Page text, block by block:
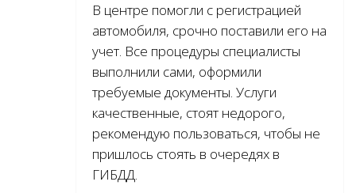
В центре помогли с регистрацией
автомобиля, срочно поставили его на
учет. Все процедуры специалисты
выполнили сами, оформили
требуемые документы. Услуги
качественные, стоят недорого,
рекомендую пользоваться, чтобы не
пришлось стоять в очередях в
ГИБДД.